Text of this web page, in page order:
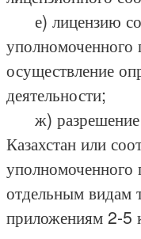
е) лицензию
уполномоченного
осуществление
деятельности;
ж) разрешение
Казахстан или
уполномоченного
отдельным видам
приложениям 2-5